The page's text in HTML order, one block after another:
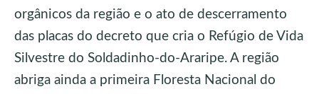
orgânicos da região e o ato de descerramento
das placas do decreto que cria o Refúgio de Vida
Silvestre do Soldadinho-do-Araripe. A região
abriga ainda a primeira Floresta Nacional do